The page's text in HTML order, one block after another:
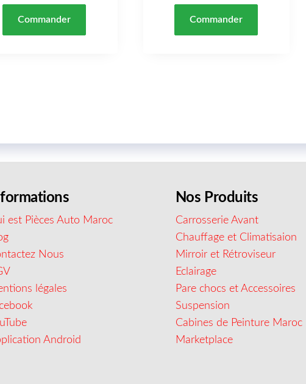
Commander Commander
est Pièces Auto Maroc
Nous
légales
Android
Nos Produits
Carrosserie Avant
Chauffage et Climatisaion
Mirroir et Rétroviseur
Eclairage
Pare chocs et Accessoires
Suspension
Cabines de Peinture Maroc
Marketplace